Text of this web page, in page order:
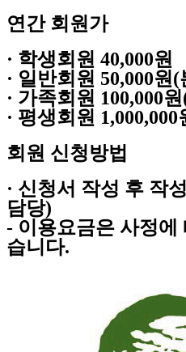
연간 회원가
· 학생회원 40,000원
· 일반회원 50,000원
· 가족회원 100,000
· 평생회원
회원 신청방법
· 신청서 작성 후 작
담당)
- 이용요금은 사정에
습니다.